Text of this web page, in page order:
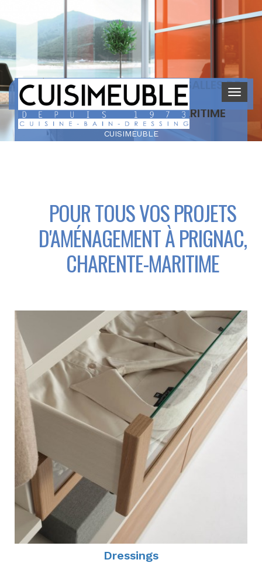
AMÉNAGEMENT DE CUISINES, SALLES DE
BAIN ET DRESSINGS
À PRIGNAC, CHARENTE-MARITIME
CUISIMEUBLE
POUR TOUS VOS PROJETS
D'AMÉNAGEMENT À PRIGNAC,
CHARENTE-MARITIME
Dressings